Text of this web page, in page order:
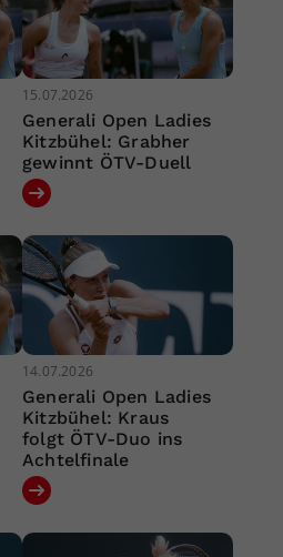
15.07.2026
Generali Open Ladies
Kitzbühel: Grabher
gewinnt ÖTV-Duell
14.07.2026
Generali Open Ladies
Kitzbühel: Kraus
folgt ÖTV-Duo ins
Achtelfinale